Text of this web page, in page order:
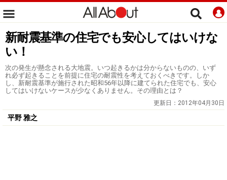
新耐震基準の住宅でも安心してはいけな
い！
次の発生が懸念される大地震。いつ起きるかは分からないものの、いず
れ必ず起きることを前提に住宅の耐震性を考えておくべきです。しか
し、新耐震基準が施行された昭和56年以降に建てられた住宅でも、安心
してはいけないケースが少なくありません。その理由とは？
更新日： 2012年04月30日
平野 雅之